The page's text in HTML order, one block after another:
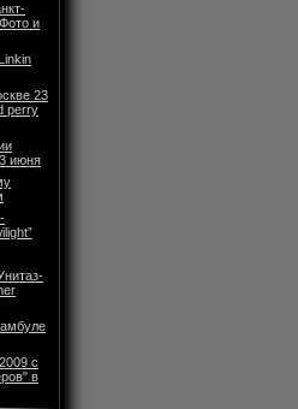
и
23
perry
июня
с
в